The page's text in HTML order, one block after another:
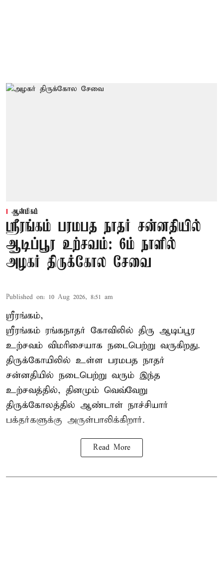
ஆன்மிகம்
ஸ்ரீரங்கம் பரமபத நாதர் சன்னதியில்
ஆடிப்பூர உற்சவம்: 6ம் நாளில்
அழகர் திருக்கோல சேவை
Published on: 10 Aug 2026, 8:51 am
ஸ்ரீரங்கம்,
ஸ்ரீரங்கம் ரங்கநாதர் கோவிலில் திரு ஆடிப்பூர
உற்சவம் விமரிசையாக நடைபெற்று வருகிறது.
திருக்கோயிலில் உள்ள பரமபத நாதர்
சன்னதியில் நடைபெற்று வரும் இந்த
உற்சவத்தில், தினமும் வெவ்வேறு
திருக்கோலத்தில் ஆண்டாள் நாச்சியார்
பக்தர்களுக்கு அருள்பாலிக்கிறார்.
Read More